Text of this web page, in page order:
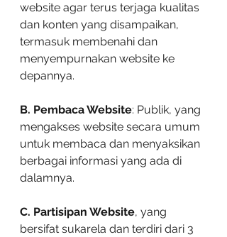
website agar terus terjaga kualitas
dan konten yang disampaikan,
termasuk membenahi dan
menyempurnakan website ke
depannya.
B. Pembaca Website: Publik, yang
mengakses website secara umum
untuk membaca dan menyaksikan
berbagai informasi yang ada di
dalamnya.
C. Partisipan Website, yang
bersifat sukarela dan terdiri dari 3